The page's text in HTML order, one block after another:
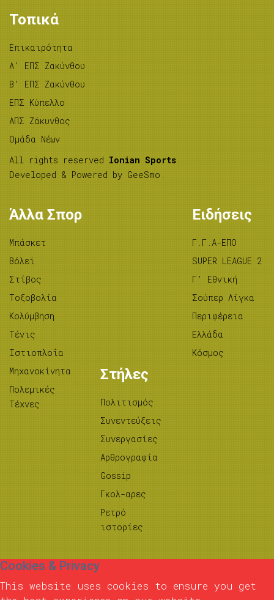
Τοπικά
Επικαιρότητα
A’ ΕΠΣ Ζακύνθου
B’ ΕΠΣ Ζακύνθου
ΕΠΣ Κύπελλο
ΑΠΣ Ζάκυνθος
Ομάδα Νέων
All rights reserved Ionian Sports
Developed & Powered by GeeSmo
Άλλα Σπορ
Μπάσκετ
Βόλεϊ
Στίβος
Tοξοβολία
Κολύμβηση
Τένις
Ιστιοπλοΐα
Μηχανοκίνητα
Πολεμικές
Τέχνες
Ειδήσεις
Γ.Γ.Α-ΕΠΟ
SUPER LEAGUE 2
Γ’ Εθνική
Σούπερ Λίγκα
Περιφέρεια
Ελλάδα
Κόσμος
Στήλες
Πολιτισμός
Συνεντεύξεις
Συνεργασίες
Αρθρογραφία
Gossip
Γκολ-αρες
Ρετρό
ιστορίες
Cookies & Privacy
This website uses cookies to ensure you get